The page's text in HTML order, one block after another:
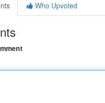
Who Upvoted